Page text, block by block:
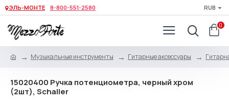
ЭЛЬ-МОНТЕ 8-800-551-2580 RUB
0
Музыкальные инструменты Гитарные аксессуары
15020400 Ручка потенциометра, черный хром
(2шт), Schaller